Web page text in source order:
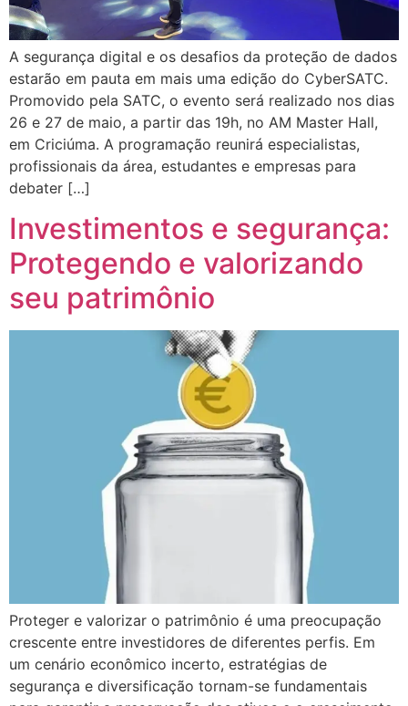
A segurança digital e os desafios da proteção de dados
estarão em pauta em mais uma edição do CyberSATC.
Promovido pela SATC, o evento será realizado nos dias
26 e 27 de maio, a partir das 19h, no AM Master Hall,
em Criciúma. A programação reunirá especialistas,
profissionais da área, estudantes e empresas para
debater […]
Investimentos e segurança:
Protegendo e valorizando
seu patrimônio
Proteger e valorizar o patrimônio é uma preocupação
crescente entre investidores de diferentes perfis. Em
um cenário econômico incerto, estratégias de
segurança e diversificação tornam-se fundamentais